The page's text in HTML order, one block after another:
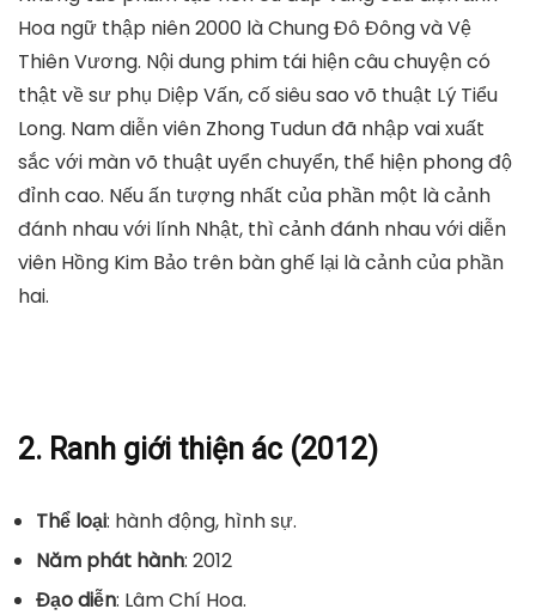
Hoa ngữ thập niên 2000 là Chung Đô Đông và Vệ
Thiên Vương. Nội dung phim tái hiện câu chuyện có
thật về sư phụ Diệp Vấn, cố siêu sao võ thuật Lý Tiểu
Long. Nam diễn viên Zhong Tudun đã nhập vai xuất
sắc với màn võ thuật uyển chuyển, thể hiện phong độ
đỉnh cao. Nếu ấn tượng nhất của phần một là cảnh
đánh nhau với lính Nhật, thì cảnh đánh nhau với diễn
viên Hồng Kim Bảo trên bàn ghế lại là cảnh của phần
hai.
2. Ranh giới thiện ác (2012)
Thể loại: hành động, hình sự.
Năm phát hành: 2012
Đạo diễn: Lâm Chí Hoa.